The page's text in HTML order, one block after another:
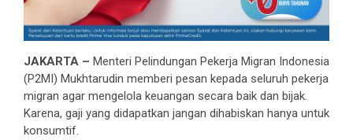
JAKARTA – Menteri Pelindungan Pekerja Migran Indonesia
(P2MI) Mukhtarudin memberi pesan kepada seluruh pekerja
migran agar mengelola keuangan secara baik dan bijak.
Karena, gaji yang didapatkan jangan dihabiskan hanya untuk
konsumtif.